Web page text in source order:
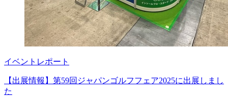
イベントレポート
【出展情報】第59回ジャパンゴルフフェア2025に出展しまし
た